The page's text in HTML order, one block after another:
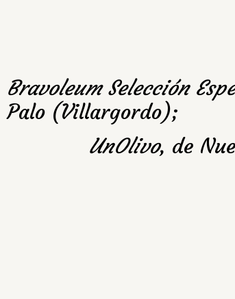
Bravoleum Selección
Palo (Villargordo);
UnOlivo, de